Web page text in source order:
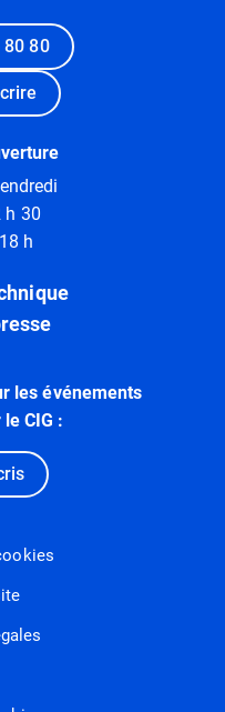
80 80
h 30
h
les événements
CIG :